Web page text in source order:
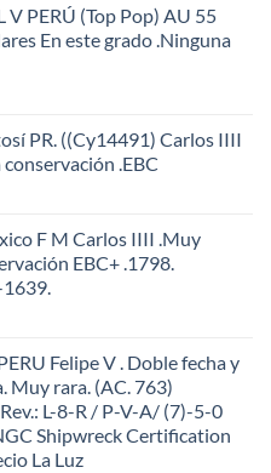
PERÚ (Top Pop) AU 55
En este grado .Ninguna
PR. ((Cy14491) Carlos IIII
.EBC
F M Carlos IIII .Muy
EBC+ .1798.
1639.
Felipe V . Doble fecha y
Muy rara. (AC. 763)
L-8-R / P-V-A/ (7)-5-0
Shipwreck Certification
La Luz